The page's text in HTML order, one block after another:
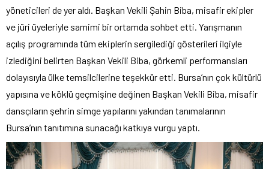
yöneticileri de yer aldı. Başkan Vekili Şahin Biba, misafir ekipler
ve jüri üyeleriyle samimi bir ortamda sohbet etti. Yarışmanın
açılış programında tüm ekiplerin sergilediği gösterileri ilgiyle
izlediğini belirten Başkan Vekili Biba, görkemli performansları
dolayısıyla ülke temsilcilerine teşekkür etti. Bursa’nın çok kültürlü
yapısına ve köklü geçmişine değinen Başkan Vekili Biba, misafir
dansçıların şehrin simge yapılarını yakından tanımalarının
Bursa’nın tanıtımına sunacağı katkıya vurgu yaptı.